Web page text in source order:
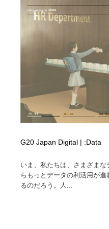
G20 Japan Digital | :Data
いま、私たちは、さまざま
らもっとデータの利活用が
るのだろう。人...